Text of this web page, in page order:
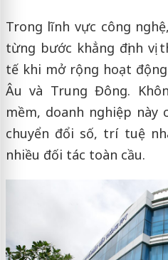
Trong lĩnh vực công
từng bước khẳng định vị
tế khi mở rộng hoạt
Âu và Trung Đông.
mềm, doanh nghiệp này
chuyển đổi số, trí tuệ
nhiều đối tác toàn cầu.